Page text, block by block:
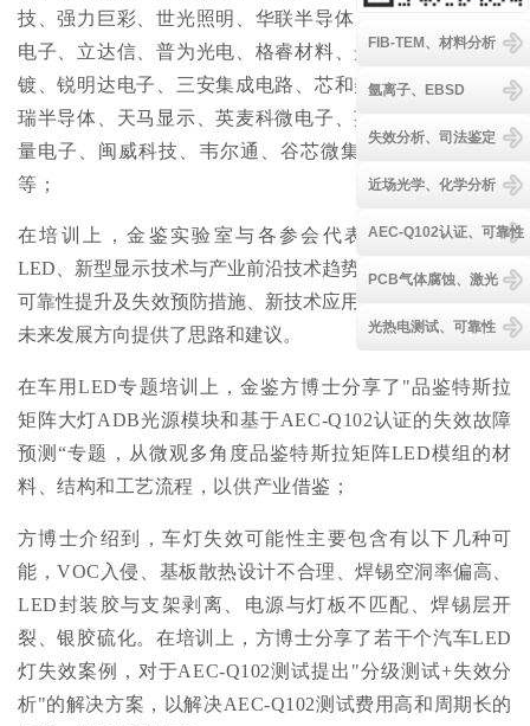
技、强力巨彩、世光照明、华联半导体、华联电子、光弘
电子、立达信、普为光电、格睿材料、光莆电子、明佑电
镀、锐明达电子、三安集成电路、芯和美半导体、银科启
瑞半导体、天马显示、英麦科微电子、英麦科磁集成、陈
量电子、闽威科技、韦尔通、谷芯微集成电路、Luminus
等；
在培训上，金鉴实验室与各参会代表 共同探讨了车用
LED、新型显示技术与产业前沿技术趋势、产品质量控制、
可靠性提升及失效预防措施、新技术应用前景等，为行业的
未来发展方向提供了思路和建议。
在车用LED专题培训上，金鉴方博士分享了"品鉴特斯拉
矩阵大灯ADB光源模块和基于AEC-Q102认证的失效故障
预测“专题，从微观多角度品鉴特斯拉矩阵LED模组的材
料、结构和工艺流程，以供产业借鉴；
方博士介绍到，车灯失效可能性主要包含有以下几种可
能，VOC入侵、基板散热设计不合理、焊锡空洞率偏高、
LED封装胶与支架剥离、电源与灯板不匹配、焊锡层开
裂、银胶硫化。在培训上，方博士分享了若干个汽车LED
灯失效案例，对于AEC-Q102测试提出"分级测试+失效分
析"的解决方案，以解决AEC-Q102测试费用高和周期长的
FIB-TEM、材料分析
氩离子、EBSD
失效分析、司法鉴定
近场光学、化学分析
AEC-Q102认证、可靠性
PCB气体腐蚀、激光
光热电测试、可靠性